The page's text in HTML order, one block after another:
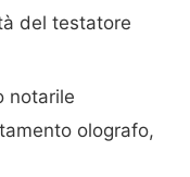
del testatore
notarile
olografo,